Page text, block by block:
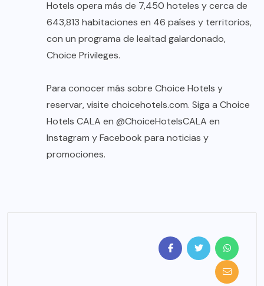
Hotels opera más de 7,450 hoteles y cerca de
643,813 habitaciones en 46 países y territorios,
con un programa de lealtad galardonado,
Choice Privileges.
Para conocer más sobre Choice Hotels y
reservar, visite choicehotels.com. Siga a Choice
Hotels CALA en @ChoiceHotelsCALA en
Instagram y Facebook para noticias y
promociones.